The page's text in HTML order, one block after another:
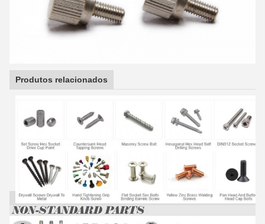
Produtos relacionados